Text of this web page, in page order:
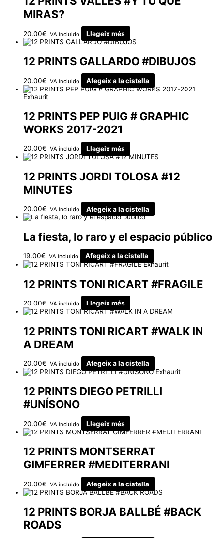
MIRAS?
20.00€ IVA incluido Llegeix més
12 PRINTS GALLARDO #DIBUJOS
20.00€ IVA incluido Afegeix a la cistella
Exhaurit
12 PRINTS PEP PUIG # GRAPHIC
WORKS 2017-2021
20.00€ IVA incluido Llegeix més
12 PRINTS JORDI TOLOSA #12
MINUTES
20.00€ IVA incluido Afegeix a la cistella
La fiesta, lo raro y el espacio público
19.00€ IVA incluido
Afegeix a la cistella
Exhaurit
12 PRINTS TONI RICART #FRAGILE
20.00€ IVA incluido Llegeix més
12 PRINTS TONI RICART #WALK IN
A DREAM
20.00€ IVA incluido
Afegeix a la cistella
Exhaurit
12 PRINTS DIEGO PETRILLI
#UNÍSONO
20.00€ IVA incluido Llegeix més
12 PRINTS MONTSERRAT
GIMFERRER #MEDITERRANI
20.00€ IVA incluido Afegeix a la cistella
12 PRINTS BORJA BALLBÉ #BACK
ROADS